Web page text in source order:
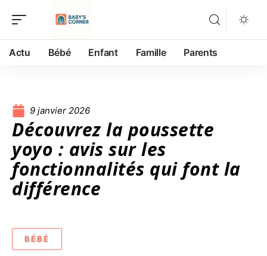
Actu Bébé Enfant Famille Parents
9 janvier 2026
Découvrez la poussette
yoyo : avis sur les
fonctionnalités qui font la
différence
BÉBÉ